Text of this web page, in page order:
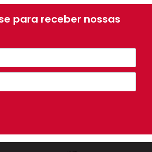
para receber nossas